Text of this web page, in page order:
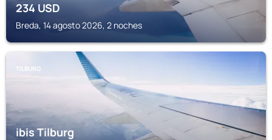
234USD
Breda, 14 agosto 2026, 2 noches
TILBURG
ibis Tilburg